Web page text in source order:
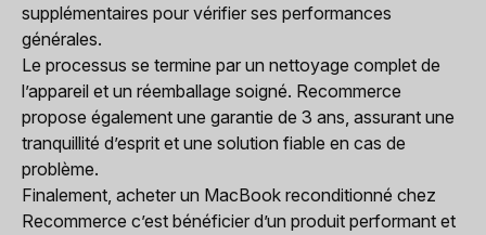
supplémentaires pour vérifier ses performances
générales.
Le processus se termine par un nettoyage complet de
l’appareil et un réemballage soigné. Recommerce
propose également une garantie de 3 ans, assurant une
tranquillité d’esprit et une solution fiable en cas de
problème.
Finalement, acheter un MacBook reconditionné chez
Recommerce c’est bénéficier d’un produit performant et